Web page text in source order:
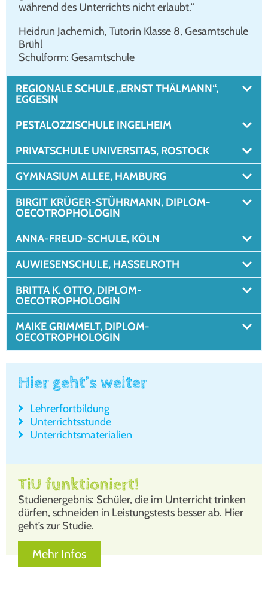
wäh­rend des Unter­richts nicht erlaubt.“
Heid­run Jache­mich, Tuto­rin Klas­se 8, Gesamt­schu­le
Brühl
Schul­form: Gesamt­schu­le
REGIONALE SCHULE „ERNST THÄLMANN“,
EGGESIN
PESTALOZZISCHULE INGELHEIM
PRIVATSCHULE UNIVERSITAS, ROSTOCK
GYMNASIUM ALLEE, HAMBURG
BIRGIT KRÜGER-STÜHRMANN, DIPLOM-
OECOTROPHOLOGIN
ANNA-FREUD-SCHULE, KÖLN
AUWIESENSCHULE, HASSELROTH
BRITTA K. OTTO, DIPLOM-
OECOTROPHOLOGIN
MAIKE GRIMMELT, DIPLOM-
OECOTROPHOLOGIN
Hier geht’s weiter
Leh­rer­fort­bil­dung
Unter­richts­stun­de
Unter­richts­ma­te­ria­li­en
TiU funktioniert!
Stu­di­en­ergeb­nis: Schü­ler, die im Unter­richt trin­ken
dür­fen, schnei­den in Leis­tungs­tests bes­ser ab. Hier
geht’s zur Stu­die.
Mehr Infos